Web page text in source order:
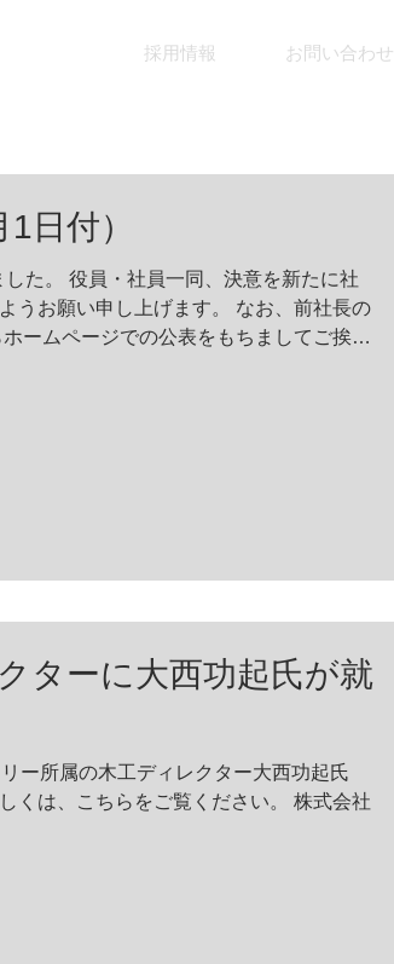
採用情報 お問い合わせ
日付）
た。 役員・社員一同、決意を新たに社
うお願い申し上げます。 なお、前社長の
ームページでの公表をもちましてご挨拶
ターに大西功起氏が就
ー所属の木工ディレクター大西功起氏